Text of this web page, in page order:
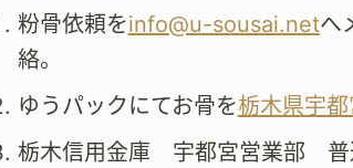
粉骨依頼をinfo@u-sousai.netへ
絡。
ゆうパックにてお骨を栃木県宇
栃木信用金庫 宇都宮営業部 普